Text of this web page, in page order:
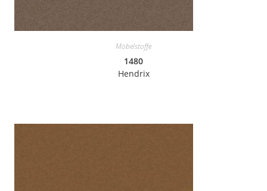
Möbelstoffe
1480
Hendrix